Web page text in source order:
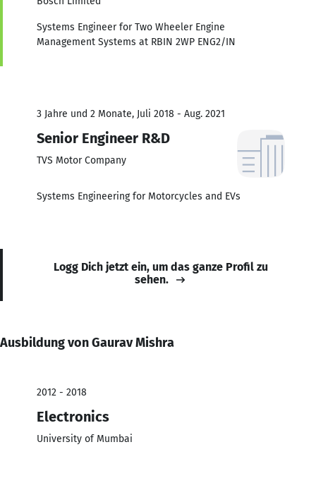
Systems Engineer for Two Wheeler Engine
Management Systems at RBIN 2WP ENG2/IN
3 Jahre und 2 Monate, Juli 2018 - Aug. 2021
Senior Engineer R&D
TVS Motor Company
Systems Engineering for Motorcycles and EVs
Logg Dich jetzt ein, um das ganze Profil zu
sehen.
Ausbildung von Gaurav Mishra
2012 - 2018
Electronics
University of Mumbai